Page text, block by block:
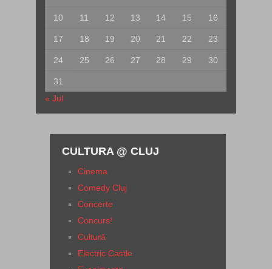
10 11 12 13 14 15 16
17 18 19 20 21 22 23
24 25 26 27 28 29 30
31
« Jul
CULTURA @ CLUJ
Cinema
Comedy Cluj
Concerte
Concurs!
Cultură
Electric Castle